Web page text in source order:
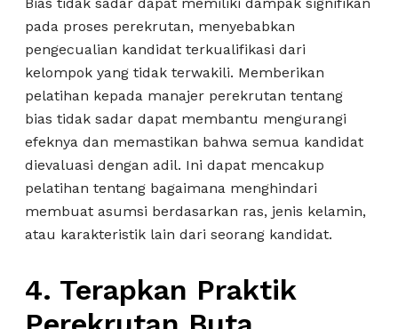
pada proses perekrutan, menyebabkan
pengecualian kandidat terkualifikasi dari
kelompok yang tidak terwakili. Memberikan
pelatihan kepada manajer perekrutan tentang
bias tidak sadar dapat membantu mengurangi
efeknya dan memastikan bahwa semua kandidat
dievaluasi dengan adil. Ini dapat mencakup
pelatihan tentang bagaimana menghindari
membuat asumsi berdasarkan ras, jenis kelamin,
atau karakteristik lain dari seorang kandidat.
4. Terapkan Praktik